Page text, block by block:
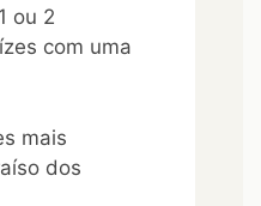
ou 2
com uma
mais
dos